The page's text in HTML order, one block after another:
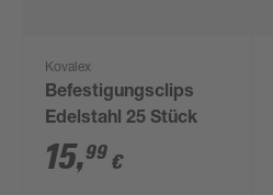
Kovalex
Befestigungsclips
Edelstahl 25 Stück
15,99 €